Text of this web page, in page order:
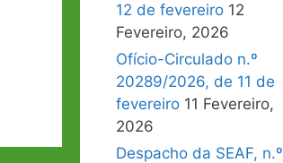
12 de fevereiro 12
Fevereiro, 2026
Ofício-Circulado n.º
20289/2026, de 11 de
fevereiro 11 Fevereiro,
2026
Despacho da SEAF, n.º